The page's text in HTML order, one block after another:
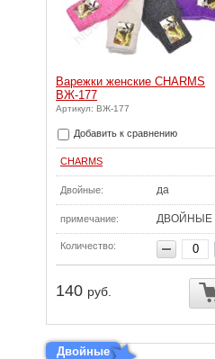
Варежки женские CHARMS
ВЖ-177
Артикул: ВЖ-177
Добавить к сравнению
CHARMS
Двойные: да
примечание: ДВОЙНЫЕ
Количество:
140 руб.
Двойные